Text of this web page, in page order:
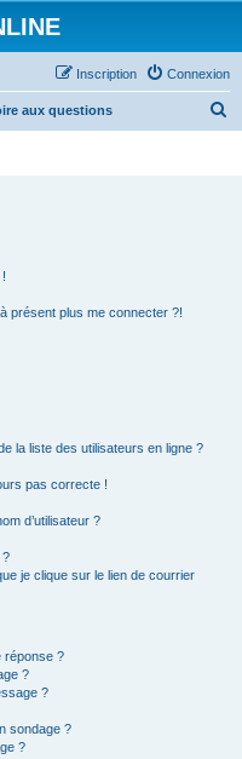
Connexion
Inscription
aux questions
présent plus me connecter ?!
la liste des utilisateurs en ligne ?
pas correcte !
d’utilisateur ?
?
je clique sur le lien de courrier
réponse ?
?
?
sondage ?
?